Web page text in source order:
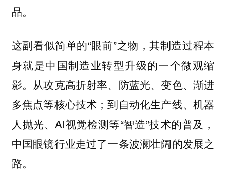
品。
这副看似简单的“眼前”之物，其制造过程本
身就是中国制造业转型升级的一个微观缩
影。从攻克高折射率、防蓝光、变色、渐进
多焦点等核心技术；到自动化生产线、机器
人抛光、AI视觉检测等“智造”技术的普及，
中国眼镜行业走过了一条波澜壮阔的发展之
路。